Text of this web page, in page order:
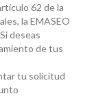
62 de la
la EMASEO
deseas
de tus
tu solicitud